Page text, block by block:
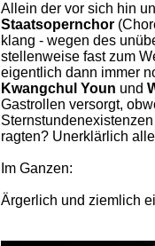
Allein der vor sich hin
Staatsopernchor
klang - wegen des
stellenweise fast zum
eigentlich dann immer
Kwangchul Youn und
Gastrollen versorgt,
ragten? Unerklärlich
Im Ganzen:
Ärgerlich und ziemlich